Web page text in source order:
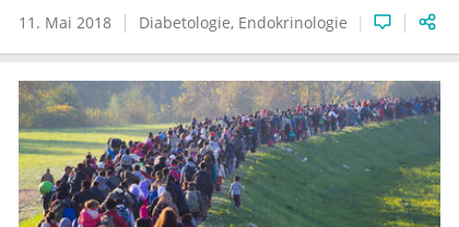
11. Mai 2018 Diabetologie Endokrinologie